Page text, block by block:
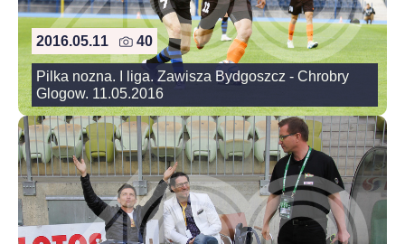
2016.05.11 40
Pilka nozna. I liga. Zawisza Bydgoszcz - Chrobry
Glogow. 11.05.2016